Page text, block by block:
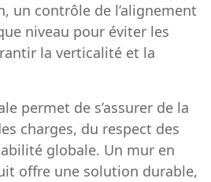
un contrôle de l’alignement
niveau pour éviter les
la verticalité et la
permet de s’assurer de la
charges, du respect des
globale. Un mur en
offre une solution durable,